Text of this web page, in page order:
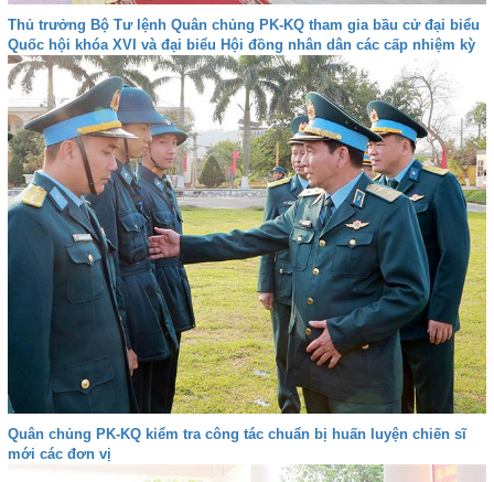
Thủ trưởng Bộ Tư lệnh Quân chủng PK-KQ tham gia bầu cử đại biểu
Quốc hội khóa XVI và đại biểu Hội đồng nhân dân các cấp nhiệm kỳ
2026-2031
Quân chủng PK-KQ kiểm tra công tác chuẩn bị huấn luyện chiến sĩ
mới các đơn vị